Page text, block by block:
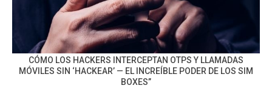
CÓMO LOS HACKERS INTERCEPTAN OTPS Y LLAMADAS
MÓVILES SIN ‘HACKEAR’ — EL INCREÍBLE PODER DE LOS SIM
BOXES”